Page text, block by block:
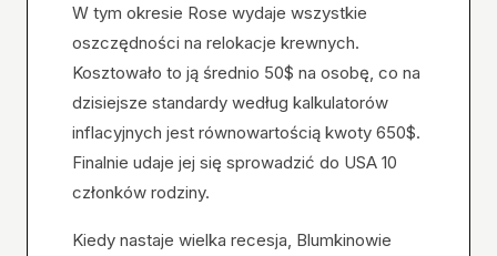
W tym okresie Rose wydaje wszystkie
oszczędności na relokacje krewnych.
Kosztowało to ją średnio 50$ na osobę, co na
dzisiejsze standardy według kalkulatorów
inflacyjnych jest równowartością kwoty 650$.
Finalnie udaje jej się sprowadzić do USA 10
członków rodziny.
Kiedy nastaje wielka recesja, Blumkinowie